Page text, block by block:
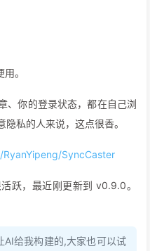
保留 Markdown 渲染后的样
样式也在。再也不用手动转格
。